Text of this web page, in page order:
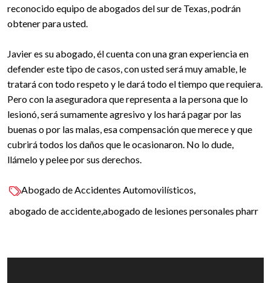
reconocido equipo de abogados del sur de Texas, podrán
obtener para usted.
Javier es su abogado, él cuenta con una gran experiencia en
defender este tipo de casos, con usted será muy amable, le
tratará con todo respeto y le dará todo el tiempo que requiera.
Pero con la aseguradora que representa a la persona que lo
lesionó, será sumamente agresivo y los hará pagar por las
buenas o por las malas, esa compensación que merece y que
cubrirá todos los daños que le ocasionaron. No lo dude,
llámelo y pelee por sus derechos.
Abogado de Accidentes Automovilísticos
abogado de accidenteabogado de lesiones personales pharr